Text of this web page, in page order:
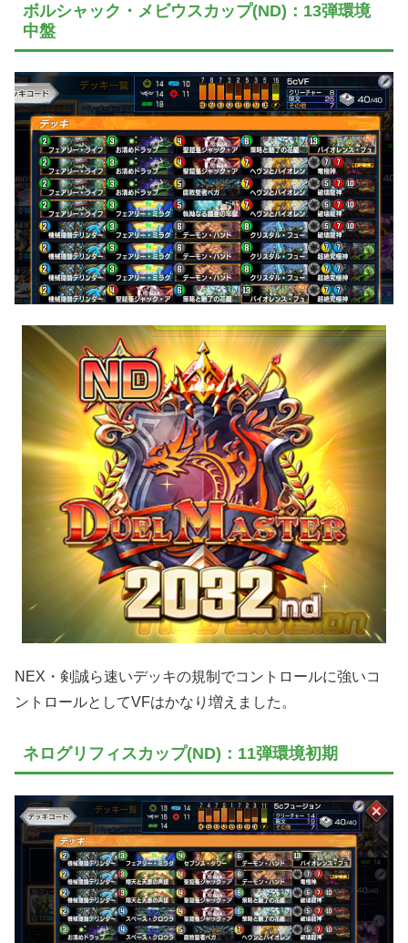
ボルシャック・メビウスカップ(ND)：13弾環境
中盤
NEX・剣誠ら速いデッキの規制でコントロールに強いコ
ントロールとしてVFはかなり増えました。
ネログリフィスカップ(ND)：11弾環境初期